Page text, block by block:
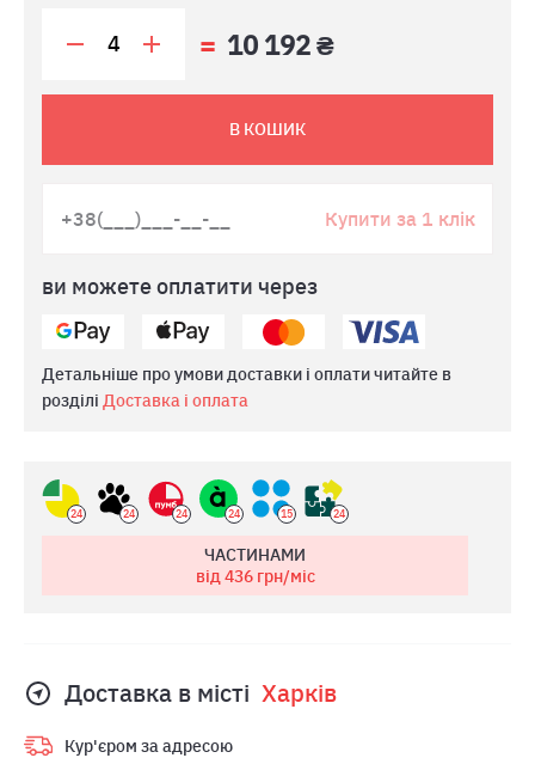
10 192 ₴
В КОШИК
Купити за 1 клік
ви можете оплатити через
Детальніше про умови доставки і оплати читайте в
розділі Доставка і оплата
24 24 24 24 15 24
ЧАСТИНАМИ
від 436грн/міс
Доставка в місті Харкiв
Кур'єром за адресою